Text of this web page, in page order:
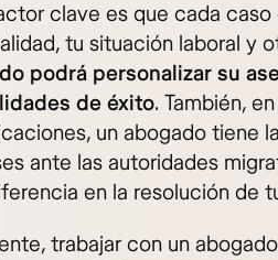
clave es que cada
tu situación laboral y
podrá personalizar su
de éxito. También,
un abogado tiene
ante las autoridades
en la resolución de
trabajar con un